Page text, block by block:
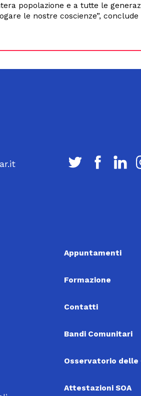
popolazione e a tutte le
le nostre coscienze”, conclude
Appuntamenti
Formazione
Contatti
Bandi Comunitari
Osservatorio delle
Attestazioni SOA